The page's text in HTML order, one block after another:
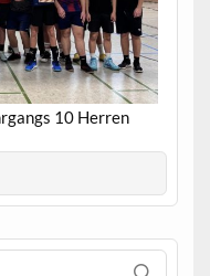
10 Herren